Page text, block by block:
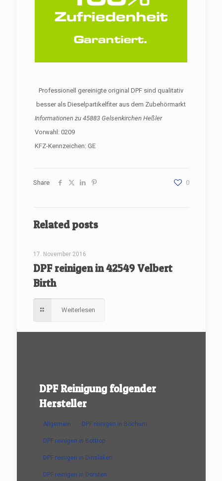
Professionell gereinigte original DPF sind qualitativ
besser als Dieselpartikelfiter aus dem Zubehörmarkt
Informationen zu 45883 Gelsenkirchen Heßler
Vorwahl: 0209
KFZ-Kennzeichen: GE
Share 0
Related posts
17. November 2016
DPF reinigen in 42549 Velbert
Birth
Weiterlesen
DPF Reinigung folgender
Hersteller
Allgemein DPF reinigen in Bochum
DPF reinigen in Bottrop
DPF reinigen in Dinslaken
DPF reinigen in Dorsten